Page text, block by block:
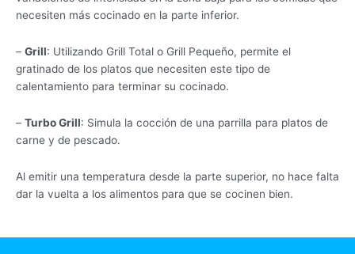
necesiten más cocinado en la parte inferior.
– Grill: Utilizando Grill Total o Grill Pequeño, permite el
gratinado de los platos que necesiten este tipo de
calentamiento para terminar su cocinado.
– Turbo Grill: Simula la cocción de una parrilla para platos de
carne y de pescado.
Al emitir una temperatura desde la parte superior, no hace falta
dar la vuelta a los alimentos para que se cocinen bien.